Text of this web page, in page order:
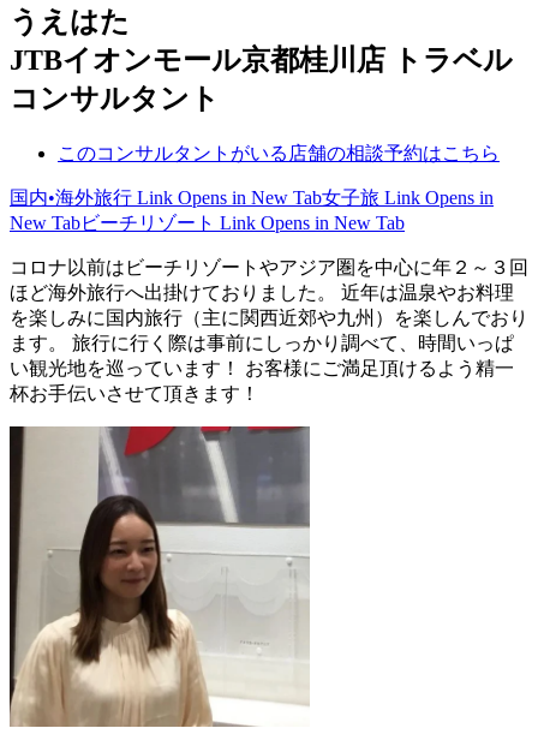
うえはた
JTBイオンモール京都桂川店 トラベル
コンサルタント
このコンサルタントがいる店舗の相談予約はこちら
国内•海外旅行 Link Opens in New Tab女子旅 Link Opens in
New Tabビーチリゾート Link Opens in New Tab
コロナ以前はビーチリゾートやアジア圏を中心に年２～３回
ほど海外旅行へ出掛けておりました。 近年は温泉やお料理
を楽しみに国内旅行（主に関西近郊や九州）を楽しんでおり
ます。 旅行に行く際は事前にしっかり調べて、時間いっぱ
い観光地を巡っています！ お客様にご満足頂けるよう精一
杯お手伝いさせて頂きます！